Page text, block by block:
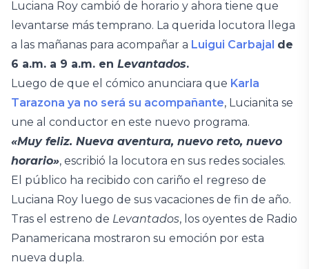
Luciana Roy cambió de horario y ahora tiene que
levantarse más temprano. La querida locutora llega
a las mañanas para acompañar a Luigui Carbajal de
6 a.m. a 9 a.m. en Levantados.
Luego de que el cómico anunciara que Karla
Tarazona ya no será su acompañante, Lucianita se
une al conductor en este nuevo programa.
«Muy feliz. Nueva aventura, nuevo reto, nuevo
horario», escribió la locutora en sus redes sociales.
El público ha recibido con cariño el regreso de
Luciana Roy luego de sus vacaciones de fin de año.
Tras el estreno de Levantados, los oyentes de Radio
Panamericana mostraron su emoción por esta
nueva dupla.